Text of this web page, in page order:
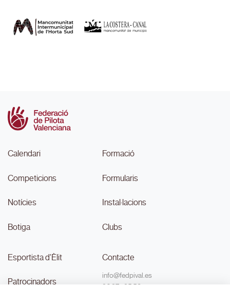
Calendari
Competicions
Notícies
Botiga
Formació
Formularis
Instal·lacions
Clubs
Esportista d'Èlit
Patrocinadors
Contacte
info@fedpival.es